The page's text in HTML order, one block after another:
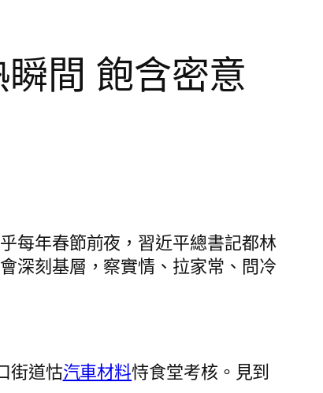
間 飽含密意
每年春節前夜，習近平總書記都林
深刻基層，察實情、拉家常、問冷
街道怙汽車材料恃食堂考核。見到